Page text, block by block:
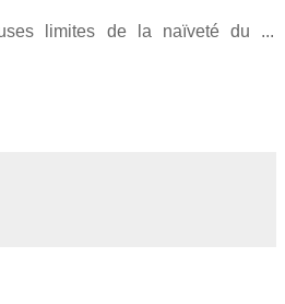
limites de la naïveté du ...